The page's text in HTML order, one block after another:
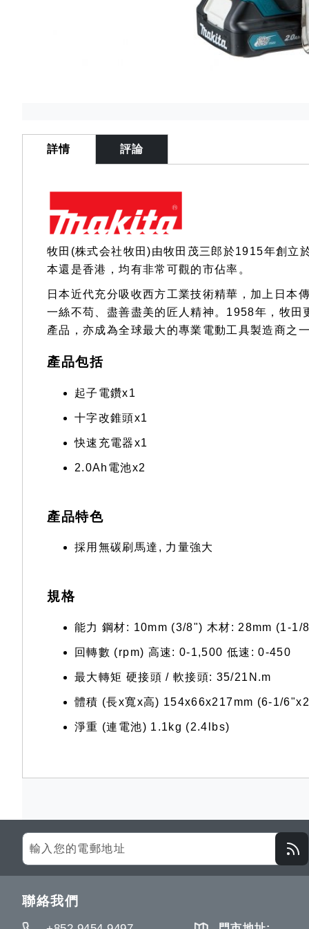
images
gallery
詳情
牧田(株式会社牧田)由牧田茂三郎於1915年創立
本還是香港，均有非常可觀的市佔率。
日本近代充分吸收西方工業技術精華，加上日本
一絲不苟、盡善盡美的匠人精神。1958年，牧田
產品，亦成為全球最大的專業電動工具製造商之
產品包括
起子電鑽x1
十字改錐頭x1
快速充電器x1
2.0Ah電池x2
產品特色
採用無碳刷馬達, 力量強大
規格
能力 鋼材: 10mm (3/8") 木材: 28mm (1-1/
回轉數 (rpm) 高速: 0-1,500 低速: 0-450
最大轉矩 硬接頭 / 軟接頭: 35/21N.m
體積 (長x寬x高) 154x66x217mm (6-1/
淨重 (連電池) 1.1kg (2.4lbs)
評論
Sign
Up
for
Our
聯絡我們